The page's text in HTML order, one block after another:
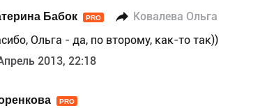
Бабок PRO Ковалева Ольга
Ольга - да, по второму, как-то так))
2013, 22:18
PRO